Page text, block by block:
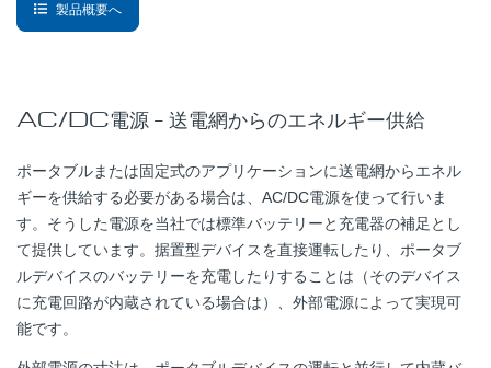
製品概要へ
AC/DC電源 – 送電網からのエネルギー供給
ポータブルまたは固定式のアプリケーションに送電網からエネル
ギーを供給する必要がある場合は、AC/DC電源を使って行いま
す。そうした電源を当社では標準バッテリーと充電器の補足とし
て提供しています。据置型デバイスを直接運転したり、ポータブ
ルデバイスのバッテリーを充電したりすることは（そのデバイス
に充電回路が内蔵されている場合は）、外部電源によって実現可
能です。